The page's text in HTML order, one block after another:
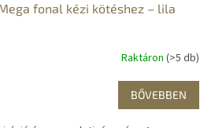
Mega fonal kézi kötéshez – lila
Raktáron (>5 db)
BŐVEBBEN